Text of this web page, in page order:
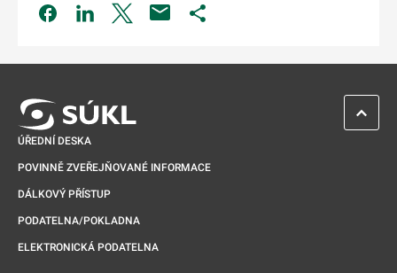
Odkaz se otevře na nové kartě
Odkaz se otevře na nové kartě
Odkaz se otevře na nové kartě
ÚŘEDNÍ DESKA
POVINNĚ ZVEŘEJŇOVANÉ INFORMACE
DÁLKOVÝ PŘÍSTUP
PODATELNA/POKLADNA
ELEKTRONICKÁ PODATELNA
ZPĚT